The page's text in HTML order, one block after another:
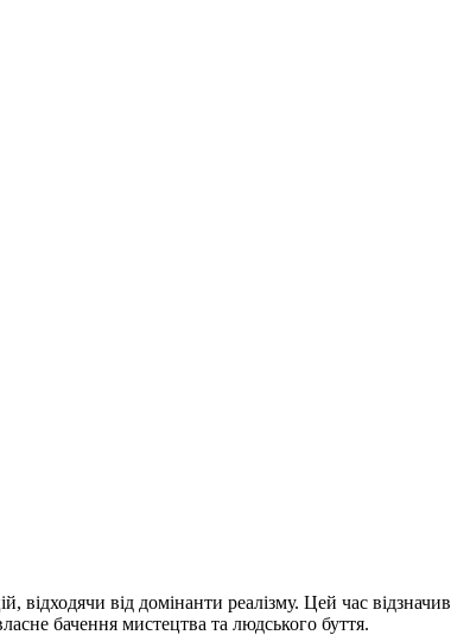
від домінанти реалізму. Цей час
бачення мистецтва та людського буття.